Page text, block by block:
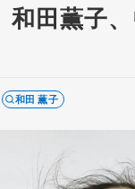
和田薫
和田 薫子